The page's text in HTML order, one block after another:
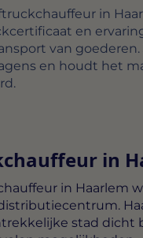
in
en
van goederen.
en houdt het
in
in Haarlem
stad dicht